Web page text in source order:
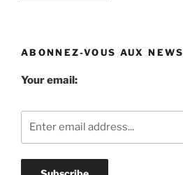
ABONNEZ-VOUS AUX NEWS
Your email: